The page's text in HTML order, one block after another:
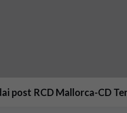
post RCD Mallorca-CD